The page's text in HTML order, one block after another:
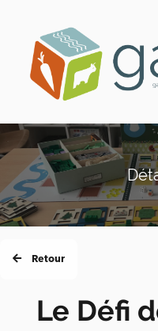
Retour
Le Défi